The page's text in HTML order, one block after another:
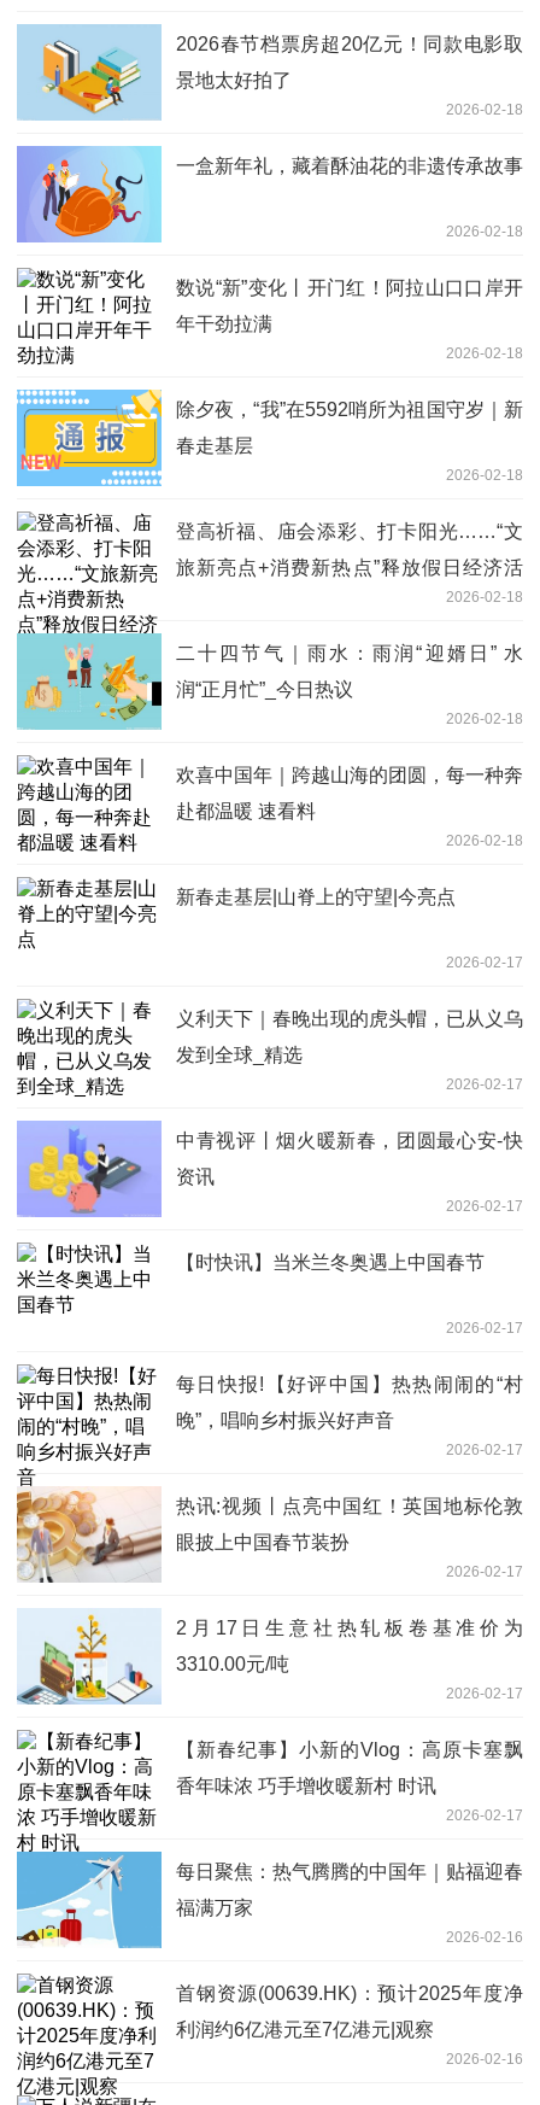
2026春节档票房超20亿元！同款电影取
景地太好拍了
2026-02-18
一盒新年礼，藏着酥油花的非遗传承故事
2026-02-18
数说“新”变化丨开门红！阿拉山口口岸开
年干劲拉满
2026-02-18
除夕夜，“我”在5592哨所为祖国守岁｜新
春走基层
2026-02-18
登高祈福、庙会添彩、打卡阳光……“文
旅新亮点+消费新热点”释放假日经济活
2026-02-18
二十四节气｜雨水：雨润“迎婿日” 水
润“正月忙”_今日热议
2026-02-18
欢喜中国年｜跨越山海的团圆，每一种奔
赴都温暖 速看料
2026-02-18
新春走基层|山脊上的守望|今亮点
2026-02-17
义利天下｜春晚出现的虎头帽，已从义乌
发到全球_精选
2026-02-17
中青视评丨烟火暖新春，团圆最心安-快
资讯
2026-02-17
【时快讯】当米兰冬奥遇上中国春节
2026-02-17
每日快报!【好评中国】热热闹闹的“村
晚”，唱响乡村振兴好声音
2026-02-17
热讯:视频丨点亮中国红！英国地标伦敦
眼披上中国春节装扮
2026-02-17
2月17日生意社热轧板卷基准价为
3310.00元/吨
2026-02-17
【新春纪事】小新的Vlog：高原卡塞飘
香年味浓 巧手增收暖新村 时讯
2026-02-17
每日聚焦：热气腾腾的中国年｜贴福迎春
福满万家
2026-02-16
首钢资源(00639.HK)：预计2025年度净
利润约6亿港元至7亿港元|观察
2026-02-16